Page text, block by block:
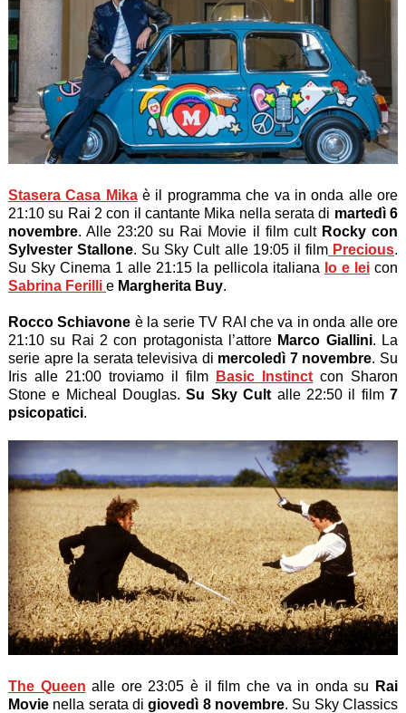
Stasera Casa Mikaè il programma che va in onda alle ore
21:10 su Rai 2 con il cantante Mika nella serata di martedì 6
novembre. Alle 23:20 su Rai Movie il film cultRocky con
Sylvester Stallone. Su Sky Cult alle 19:05 il film Precious.
Su Sky Cinema 1 alle 21:15 la pellicola italiana Io e leicon
Sabrina Ferilli e Margherita Buy.
Rocco Schiavone è la serie TV RAI che va in onda alle ore
21:10 su Rai 2 con protagonista l’attore Marco Giallini. La
serie apre la serata televisiva di mercoledì 7 novembre. Su
Iris alle 21:00 troviamo il film
Basic Instinct con Sharon
Stone e Micheal Douglas.Su Sky Cult alle 22:50 il film7
psicopatici.
The Queen alle ore 23:05 è il film che va in onda su Rai
Movienella serata digiovedì 8 novembre. Su Sky Classics